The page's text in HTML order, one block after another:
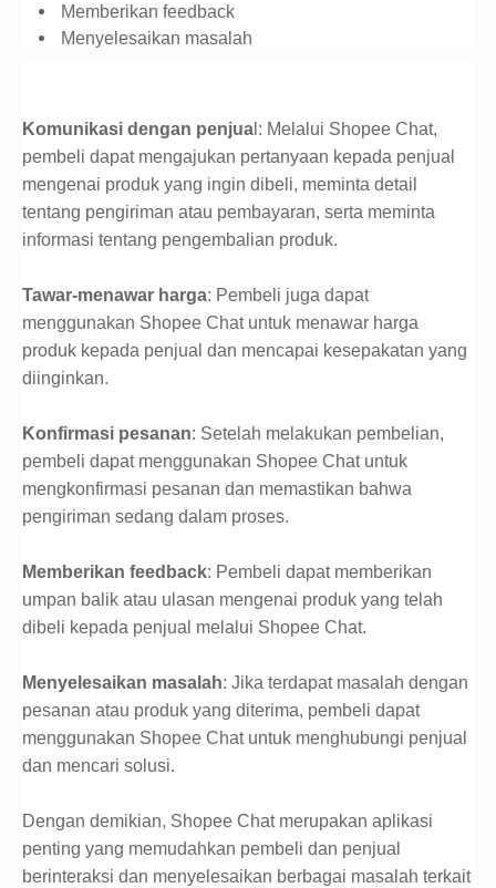
Memberikan feedback
Menyelesaikan masalah
Komunikasi dengan penjua l: Melalui Shopee Chat,
pembeli dapat mengajukan pertanyaan kepada penjual
mengenai produk yang ingin dibeli, meminta detail
tentang pengiriman atau pembayaran, serta meminta
informasi tentang pengembalian produk.
Tawar-menawar harga: Pembeli juga dapat
menggunakan Shopee Chat untuk menawar harga
produk kepada penjual dan mencapai kesepakatan yang
diinginkan.
Konfirmasi pesanan: Setelah melakukan pembelian,
pembeli dapat menggunakan Shopee Chat untuk
mengkonfirmasi pesanan dan memastikan bahwa
pengiriman sedang dalam proses.
Memberikan feedback: Pembeli dapat memberikan
umpan balik atau ulasan mengenai produk yang telah
dibeli kepada penjual melalui Shopee Chat.
Menyelesaikan masalah: Jika terdapat masalah dengan
pesanan atau produk yang diterima, pembeli dapat
menggunakan Shopee Chat untuk menghubungi penjual
dan mencari solusi.
Dengan demikian, Shopee Chat merupakan aplikasi
penting yang memudahkan pembeli dan penjual
berinteraksi dan menyelesaikan berbagai masalah terkait